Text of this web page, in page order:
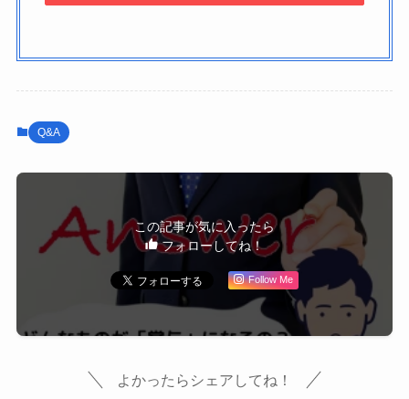
Q&A
この記事が気に入ったら
フォローしてね！
Follow Me
よかったらシェアしてね！